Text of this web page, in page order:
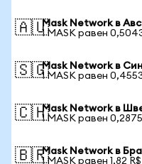
🇦🇺Mask Network в
1 MASK равен
🇸🇬Mask Network в
1 MASK равен
🇨🇭Mask Network в
1 MASK равен
🇧🇷Mask Network в
1 MASK равен 1,82 R$